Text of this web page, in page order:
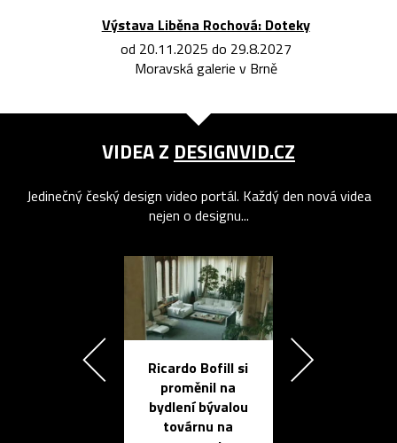
Výstava Liběna Rochová: Doteky
od 20.11.2025 do 29.8.2027
Moravská galerie v Brně
VIDEA Z DESIGNVID.CZ
Jedinečný český design video portál. Každý den nová videa
nejen o designu...
Ricardo Bofill si
proměnil na
bydlení bývalou
továrnu na